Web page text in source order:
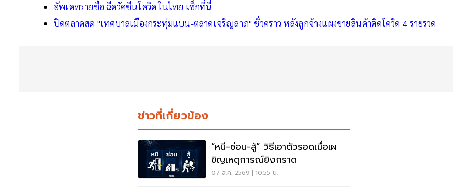
อัพเดทรายชื่อ ฉีดวัคซีนโควิด ในไทย เช็กที่นี่
ปิดตลาดสด "เทศบาลเมืองกระทุ่มแบน-ตลาดเจริญลาภ" ชั่วคราว หลังลูกจ้างแผงขายสินค้าติดโควิด 4 รายรวด
ข่าวที่เกี่ยวข้อง
“หนี-ซ่อน-สู้” วิธีเอาตัวรอดเมื่อเผ
ขิญเหตุการณ์ยิงกราด
07 ส.ค. 2569 | 10:55 น.